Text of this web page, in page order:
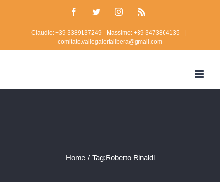
FacebookTwitterInstagram
Claudio: +39 3389137249 - Massimo: +39 3473864135
comitato.vallegalerialibera@gmail.com
Home / Tag:Roberto Rinaldi